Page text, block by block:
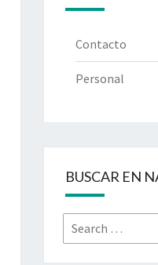
Contacto
Personal
BUSCAR EN
Search
for: